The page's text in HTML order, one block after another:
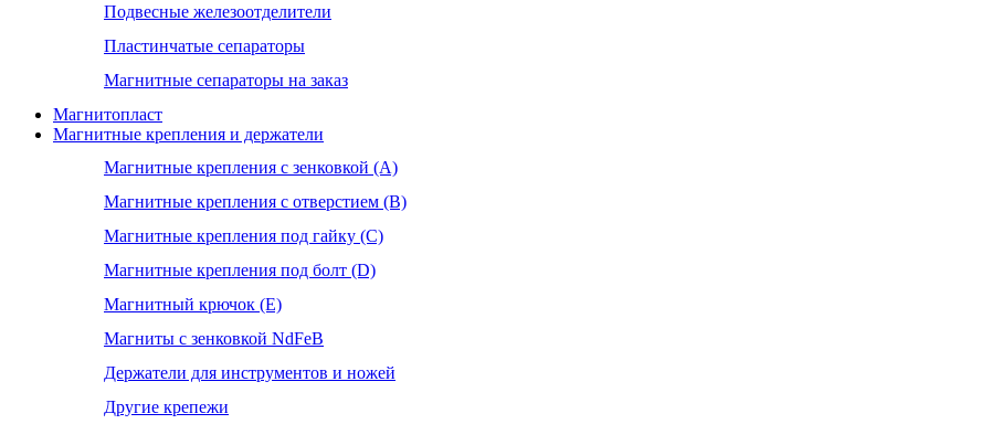
Подвесные железоотделители
Пластинчатые сепараторы
Магнитные сепараторы на заказ
Магнитопласт
Магнитные крепления и держатели
Магнитные крепления с зенковкой (А)
Магнитные крепления с отверстием (В)
Магнитные крепления под гайку (С)
Магнитные крепления под болт (D)
Магнитный крючок (Е)
Магниты с зенковкой NdFeB
Держатели для инструментов и ножей
Другие крепежи